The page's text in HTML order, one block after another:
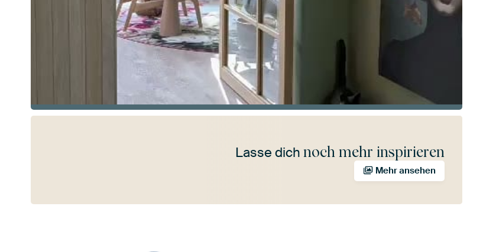
Lasse dich noch mehr inspirieren
Mehr ansehen